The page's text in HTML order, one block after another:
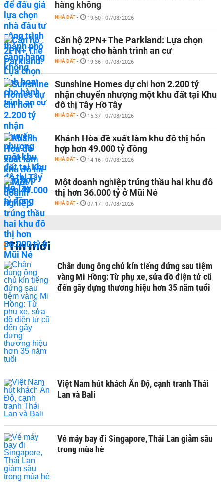
hàng không
NHÀ ĐẤT - 19:50 | 07/08/2026
Căn hộ 2PN+ The Parkland: Lựa chọn
linh hoạt cho hành trình an cư
NHÀ ĐẤT - 19:36 | 07/08/2026
Sunshine Homes dự chi hơn 2.200 tỷ
nhận chuyển nhượng một khu đất tại Khu
đô thị Tây Hồ Tây
NHÀ ĐẤT - 15:37 | 07/08/2026
Khánh Hòa đề xuất làm khu đô thị hỗn
hợp hơn 49.000 tỷ đồng
NHÀ ĐẤT - 14:16 | 07/08/2026
Một doanh nghiệp trúng thầu hai khu đô
thị hơn 36.000 tỷ ở Mũi Né
NHÀ ĐẤT - 07:17 | 07/08/2026
Tin mới
Chân dung ông chủ kín tiếng đứng sau tiệm
vàng Mi Hồng: Từ phụ xe, sửa đồ điện tử cũ
đến gây dựng thương hiệu hơn 35 năm tuổi
Việt Nam hút khách Ấn Độ, cạnh tranh Thái
Lan và Bali
Vé máy bay đi Singapore, Thái Lan giảm sâu
trong mùa hè